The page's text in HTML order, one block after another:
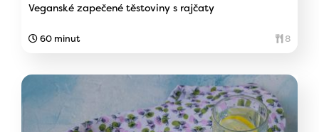
Veganské zapečené těstoviny s rajčaty
60 minut 8